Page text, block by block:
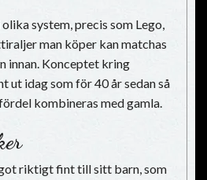
system, precis som Lego,
man köper kan matchas
innan. Konceptet kring
ut idag som för 40 år sedan så
kombineras med gamla.
riktigt fint till sitt barn, som